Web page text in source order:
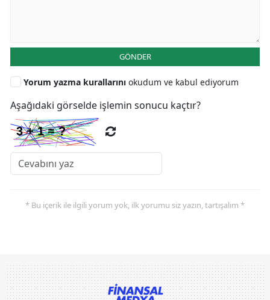
GÖNDER
Yorum yazma kurallarını okudum ve kabul ediyorum
Aşağıdaki görselde işlemin sonucu kaçtır?
* Bu içerik ile ilgili yorum yok, ilk yorumu siz yazın, tartışalım *